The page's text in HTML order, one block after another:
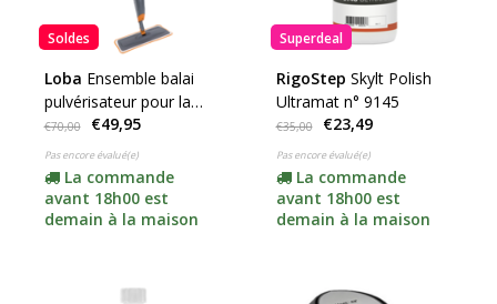
Soldes
Loba Ensemble balai
pulvérisateur pour la
maison, adapté aux
parquets, stratifiés et
PVC.
€70,00 €49,95
Pas encore évalué(e)
La commande
avant 18h00 est
demain à la maison
Superdeal
RigoStep Skylt Polish
Ultramat n° 9145
€35,00 €23,49
Pas encore évalué(e)
La commande
avant 18h00 est
demain à la maison